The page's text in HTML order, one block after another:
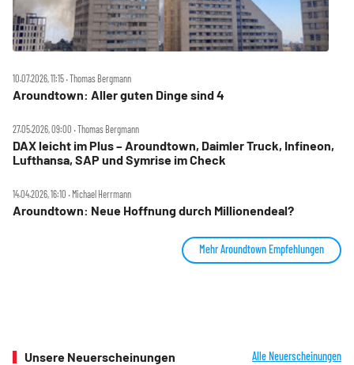
10.07.2026, 11:15 ‧ Thomas Bergmann
Aroundtown: Aller guten Dinge sind 4
27.05.2026, 09:00 ‧ Thomas Bergmann
DAX leicht im Plus – Aroundtown, Daimler Truck, Infineon,
Lufthansa, SAP und Symrise im Check
14.04.2026, 16:10 ‧ Michael Herrmann
Aroundtown: Neue Hoffnung durch Millionendeal?
Mehr Aroundtown Empfehlungen
Unsere Neuerscheinungen Alle Neuerscheinungen